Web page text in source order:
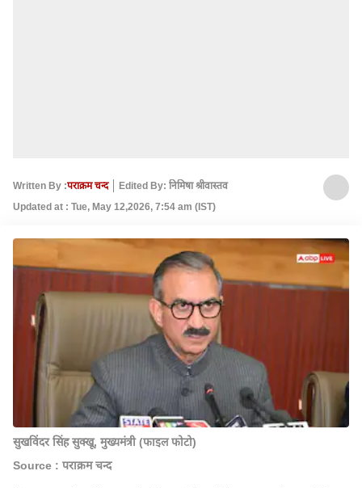
Written By :पराक्रम चन्द
Edited By: निमिषा श्रीवास्तव
Updated at : Tue, May 12,2026, 7:54 am (IST)
सुखविंदर सिंह सुक्खू, मुख्यमंत्री (फाइल फोटो)
Source : पराक्रम चन्द